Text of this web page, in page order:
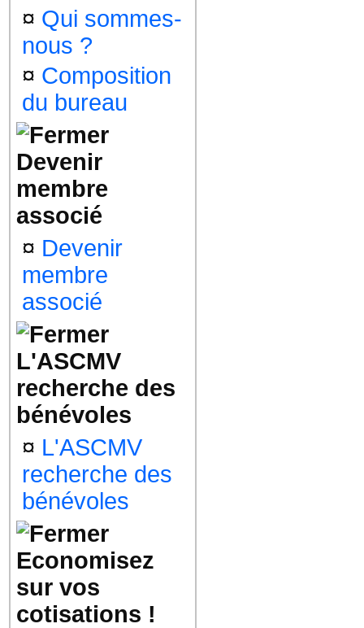
¤ Qui sommes-
nous ?
¤ Composition
du bureau
Devenir
membre
associé
¤ Devenir
membre
associé
L'ASCMV
recherche des
bénévoles
¤ L'ASCMV
recherche des
bénévoles
Economisez
sur vos
cotisations !